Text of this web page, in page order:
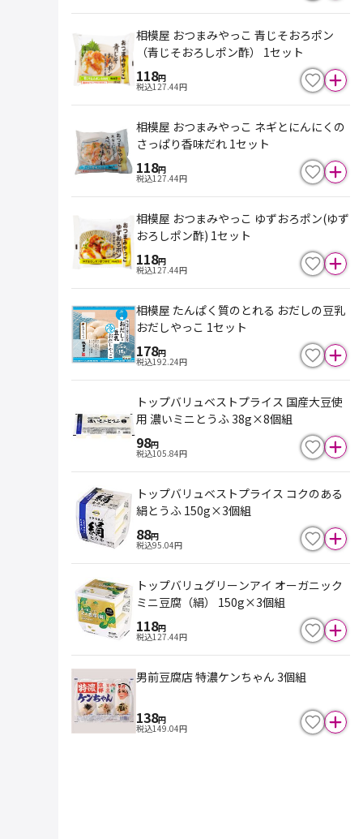
相模屋 おつまみやっこ 青じそおろポン
（青じそおろしポン酢） 1セット
118円
税込127.44円
相模屋 おつまみやっこ ネギとにんにくの
さっぱり香味だれ 1セット
118円
税込127.44円
相模屋 おつまみやっこ ゆずおろポン(ゆず
おろしポン酢) 1セット
118円
税込127.44円
相模屋 たんぱく質のとれる おだしの豆乳
おだしやっこ 1セット
178円
税込192.24円
トップバリュベストプライス 国産大豆使
用 濃いミニとうふ 38g×8個組
98円
税込105.84円
トップバリュベストプライス コクのある
絹とうふ 150g×3個組
88円
税込95.04円
トップバリュグリーンアイ オーガニック
ミニ豆腐（絹） 150g×3個組
118円
税込127.44円
男前豆腐店 特濃ケンちゃん 3個組
138円
税込149.04円